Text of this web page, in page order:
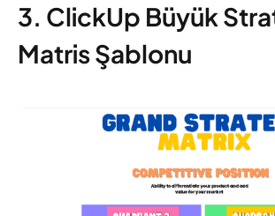
3. ClickUp Büyük
Matris Şablonu